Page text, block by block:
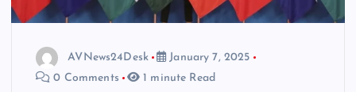
AVNews24Desk
January 7, 2025
0 Comments
1 minute Read